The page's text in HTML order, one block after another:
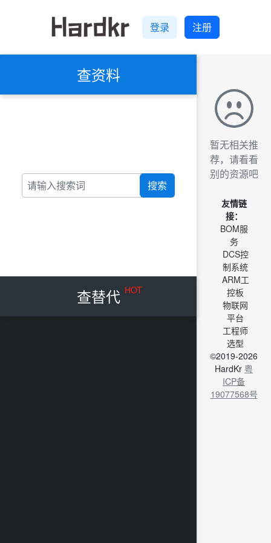
登录 注册
查资料
搜索
查替代 HOT
暂无相关推
荐，请看看
别的资源吧
友情链
接：
BOM服
务
DCS控
制系统
ARM工
控板
物联网
平台
工程师
选型
©2019-2026
HardKr 粤
ICP备
19077568号